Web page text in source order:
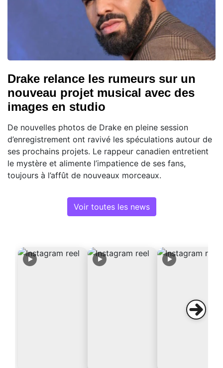
Drake relance les rumeurs sur un
nouveau projet musical avec des
images en studio
De nouvelles photos de Drake en pleine session
d’enregistrement ont ravivé les spéculations autour de
ses prochains projets. Le rappeur canadien entretient
le mystère et alimente l’impatience de ses fans,
toujours à l’affût de nouveaux morceaux.
Voir toutes les news